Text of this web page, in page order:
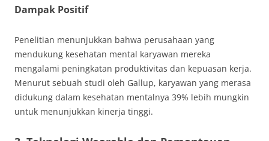
Dampak Positif
Penelitian menunjukkan bahwa perusahaan yang
mendukung kesehatan mental karyawan mereka
mengalami peningkatan produktivitas dan kepuasan kerja.
Menurut sebuah studi oleh Gallup, karyawan yang merasa
didukung dalam kesehatan mentalnya 39% lebih mungkin
untuk menunjukkan kinerja tinggi.